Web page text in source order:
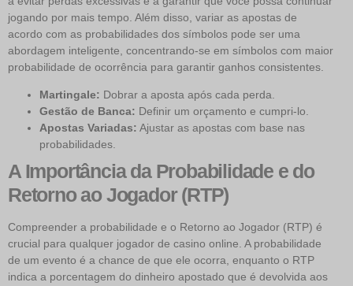
jogando por mais tempo. Além disso, variar as apostas de
acordo com as probabilidades dos símbolos pode ser uma
abordagem inteligente, concentrando-se em símbolos com maior
probabilidade de ocorrência para garantir ganhos consistentes.
Martingale: Dobrar a aposta após cada perda.
Gestão de Banca: Definir um orçamento e cumpri-lo.
Apostas Variadas: Ajustar as apostas com base nas
probabilidades.
A Importância da Probabilidade e do
Retorno ao Jogador (RTP)
Compreender a probabilidade e o Retorno ao Jogador (RTP) é
crucial para qualquer jogador de casino online. A probabilidade
de um evento é a chance de que ele ocorra, enquanto o RTP
indica a porcentagem do dinheiro apostado que é devolvida aos